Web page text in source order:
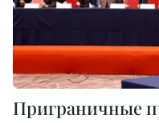
Приграничные